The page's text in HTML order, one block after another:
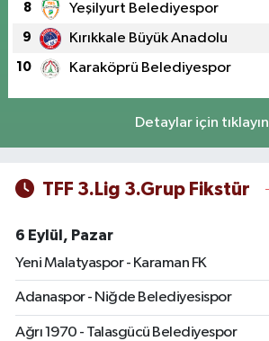
8 Yeşilyurt Belediyespor
9 Kırıkkale Büyük Anadolu
10 Karaköprü Belediyespor
Detaylar için tıklayın
TFF 3.Lig 3.Grup Fikstür
6 Eylül, Pazar
Yeni Malatyaspor - Karaman FK
Adanaspor - Niğde Belediyesispor
Ağrı 1970 - Talasgücü Belediyespor